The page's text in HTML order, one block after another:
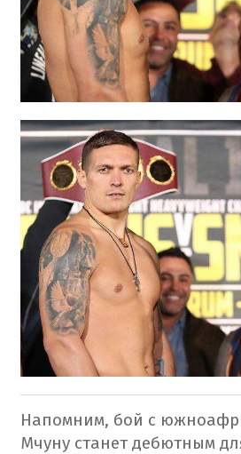
Напомним, бой с
Мчуну станет дебютным